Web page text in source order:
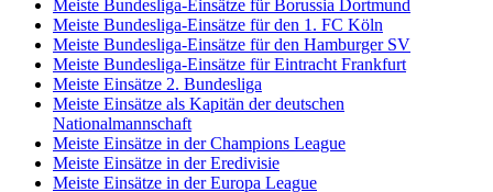
Meiste Bundesliga-Einsätze für Borussia Dortmund
Meiste Bundesliga-Einsätze für den 1. FC Köln
Meiste Bundesliga-Einsätze für den Hamburger SV
Meiste Bundesliga-Einsätze für Eintracht Frankfurt
Meiste Einsätze 2. Bundesliga
Meiste Einsätze als Kapitän der deutschen
Nationalmannschaft
Meiste Einsätze in der Champions League
Meiste Einsätze in der Eredivisie
Meiste Einsätze in der Europa League